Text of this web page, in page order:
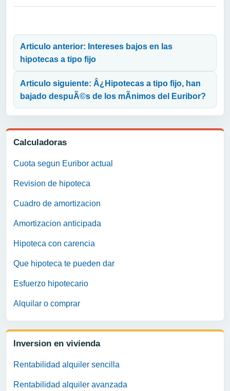
Calculadoras
Cuota segun Euribor actual
Revision de hipoteca
Cuadro de amortizacion
Amortizacion anticipada
Hipoteca con carencia
Que hipoteca te pueden dar
Esfuerzo hipotecario
Alquilar o comprar
Inversion en vivienda
Rentabilidad alquiler sencilla
Rentabilidad alquiler avanzada
Articulo anterior: Intereses bajos en las
hipotecas a tipo fijo
Articulo siguiente: Â¿Hipotecas a tipo fijo, han
bajado despuÃ©s de los mÃ­nimos del Euribor?